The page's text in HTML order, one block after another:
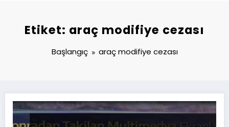
Etiket: araç modifiye cezası
Başlangıç araç modifiye cezası